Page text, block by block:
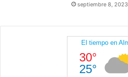
septiembre 8, 2023